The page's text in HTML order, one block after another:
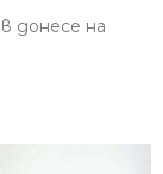
донесе на